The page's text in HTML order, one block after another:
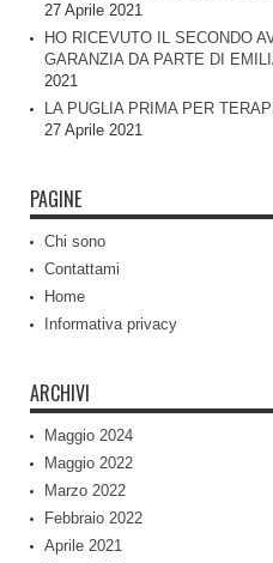
27 Aprile 2021
HO RICEVUTO IL SECONDO
GARANZIA DA PARTE DI
2021
LA PUGLIA PRIMA PER
27 Aprile 2021
PAGINE
Chi sono
Contattami
Home
Informativa privacy
ARCHIVI
Maggio 2024
Maggio 2022
Marzo 2022
Febbraio 2022
Aprile 2021